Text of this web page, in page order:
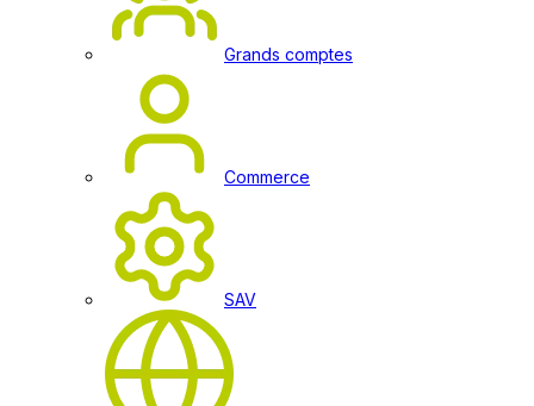
Grands comptes
Commerce
SAV